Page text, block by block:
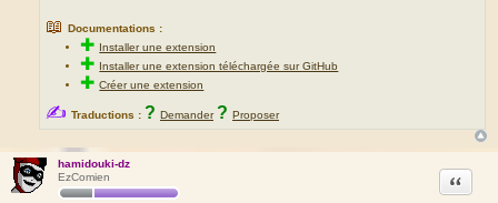
📖 Documentations :
✚ Installer une extension
✚ Installer une extension téléchargée sur GitHub
✚Créer une extension
✍ Traductions : ? Demander ? Proposer
hamidouki-dz
EzComien
Citation